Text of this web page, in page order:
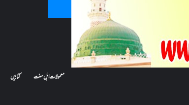
معمولات اہل سنت کتابیں